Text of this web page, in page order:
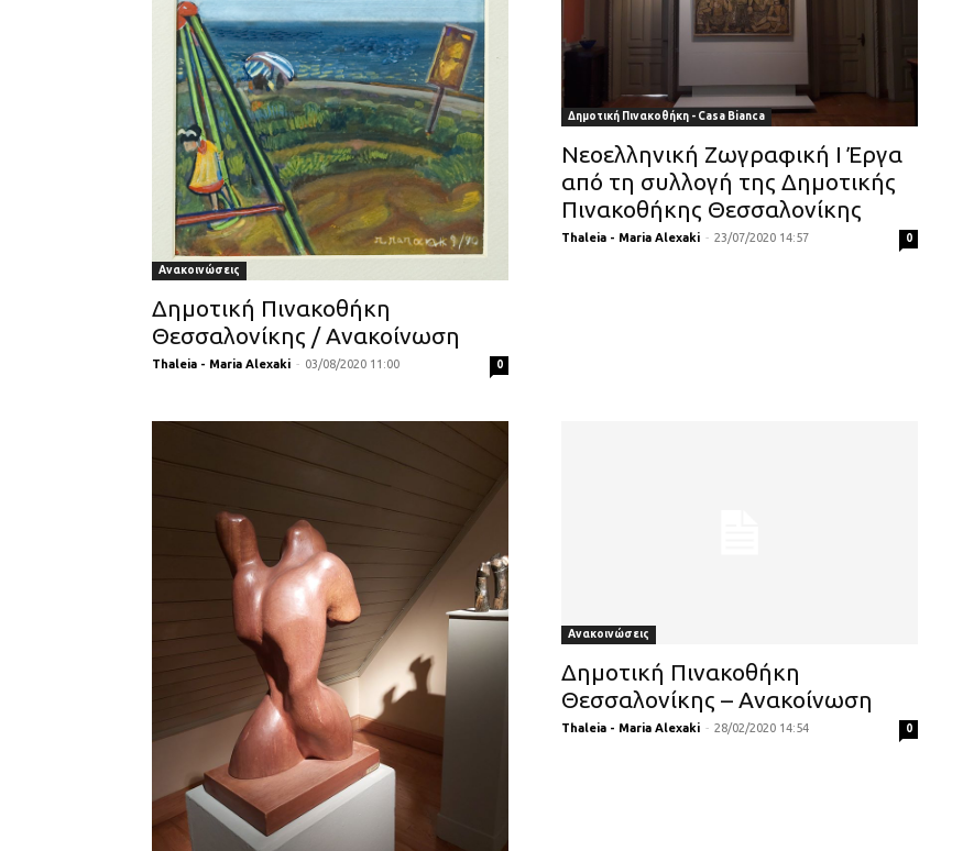
Ανακοινώσεις
Δημοτική Πινακοθήκη
Θεσσαλονίκης / Ανακοίνωση
Thaleia - Maria Alexaki - 03/08/2020 11:00 0
Δημοτική Πινακοθήκη - Casa Bianca
Νεοελληνική Ζωγραφική Ι Έργα
από τη συλλογή της Δημοτικής
Πινακοθήκης Θεσσαλονίκης
Thaleia - Maria Alexaki - 23/07/2020 14:57 0
Ανακοινώσεις
Δημοτική Πινακοθήκη
Θεσσαλονίκης – Ανακοίνωση
Thaleia - Maria Alexaki - 28/02/2020 14:54 0